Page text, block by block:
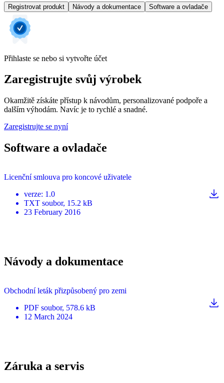
Registrovat produkt Návody a dokumentace Software a ovladače
Přihlaste se nebo si vytvořte účet
Zaregistrujte svůj výrobek
Okamžitě získáte přístup k návodům, personalizované podpoře a
dalším výhodám. Navíc je to rychlé a snadné.
Zaregistrujte se nyní
Software a ovladače
Licenční smlouva pro koncové uživatele
verze: 1.0
TXT soubor, 15.2 kB
23 February 2016
Návody a dokumentace
Obchodní leták přizpůsobený pro zemi
PDF soubor, 578.6 kB
12 March 2024
Záruka a servis